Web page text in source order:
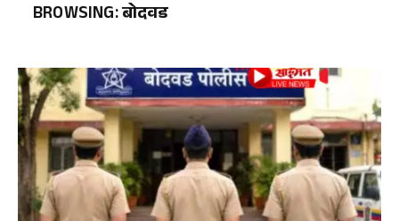
BROWSING:बोदवड